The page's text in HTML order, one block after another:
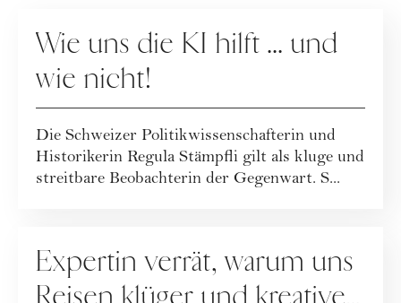
Wie uns die KI hilft ... und
wie nicht!
Die Schweizer Politikwissenschafterin und
Historikerin Regula Stämpfli gilt als kluge und
streitbare Beobachterin der Gegenwart. S...
Expertin verrät, warum uns